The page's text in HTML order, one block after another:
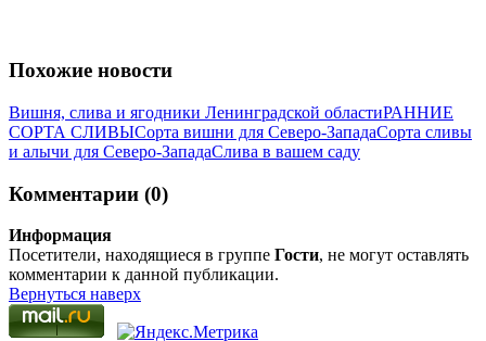
Похожие новости
Вишня, слива и ягодники Ленинградской областиРАННИЕ
СОРТА СЛИВЫСорта вишни для Северо-ЗападаСорта сливы
и алычи для Северо-ЗападаСлива в вашем саду
Комментарии (0)
Информация
Посетители, находящиеся в группе Гости, не могут оставлять
комментарии к данной публикации.
Вернуться наверх